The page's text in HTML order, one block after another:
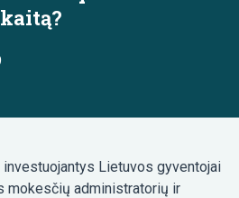
Lietuvos gyventojai
mokesčių administratorių ir